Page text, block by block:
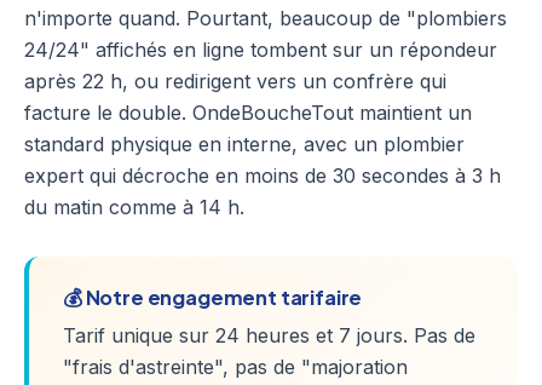
n'importe quand. Pourtant, beaucoup de "plombiers
24/24" affichés en ligne tombent sur un répondeur
après 22 h, ou redirigent vers un confrère qui
facture le double. OndeBoucheTout maintient un
standard physique en interne, avec un plombier
expert qui décroche en moins de 30 secondes à 3 h
du matin comme à 14 h.
💰 Notre engagement tarifaire
Tarif unique sur 24 heures et 7 jours. Pas de
"frais d'astreinte", pas de "majoration